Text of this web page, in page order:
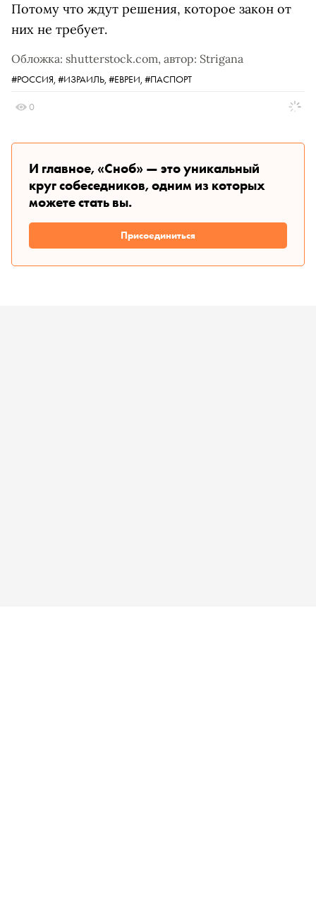
Потому что ждут решения, которое закон от
них не требует.
Обложка: shutterstock.com, автор: Strigana
#РОССИЯ, #ИЗРАИЛЬ, #ЕВРЕИ, #ПАСПОРТ
0
И главное, «Сноб» — это уникальный
круг собеседников, одним из которых
можете стать вы.
Присоединиться